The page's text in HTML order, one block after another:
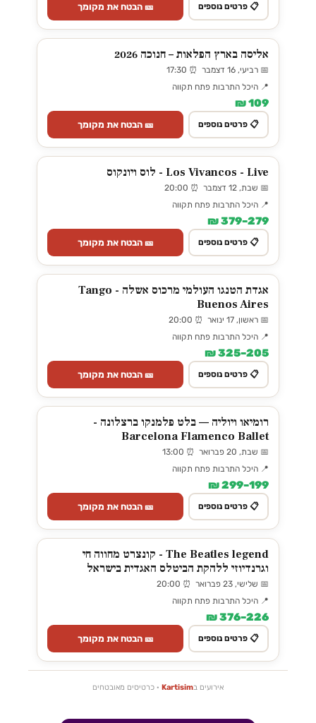
📋 פרטים נוספים 🎫 הבטח את מקומך
אליסה בארץ הפלאות – חנוכה 2026
📅 רביעי, 16 דצמבר ⏰ 17:30
📍 היכל התרבות פתח תקווה
109 ₪
📋 פרטים נוספים 🎫 הבטח את מקומך
Los Vivancos - Live - לוס ויונקוס
📅 שבת, 12 דצמבר ⏰ 20:00
📍 היכל התרבות פתח תקווה
279–379 ₪
📋 פרטים נוספים 🎫 הבטח את מקומך
אגדת הטנגו העולמי מרכוס אשלה - Tango
Buenos Aires
📅 ראשון, 17 ינואר ⏰ 20:00
📍 היכל התרבות פתח תקווה
205–325 ₪
📋 פרטים נוספים 🎫 הבטח את מקומך
רומיאו ויוליה — בלט פלמנקו ברצלונה -
Barcelona Flamenco Ballet
📅 שבת, 20 פברואר ⏰ 13:00
📍 היכל התרבות פתח תקווה
199–299 ₪
📋 פרטים נוספים 🎫 הבטח את מקומך
The Beatles legend - קונצרט מחווה חי
וגרנדיוזי ללהקת הביטלס האגדית בישראל
📅 שלישי, 23 פברואר ⏰ 20:00
📍 היכל התרבות פתח תקווה
226–376 ₪
📋 פרטים נוספים 🎫 הבטח את מקומך
אירועים בKartisim · כרטיסים מאובטחים